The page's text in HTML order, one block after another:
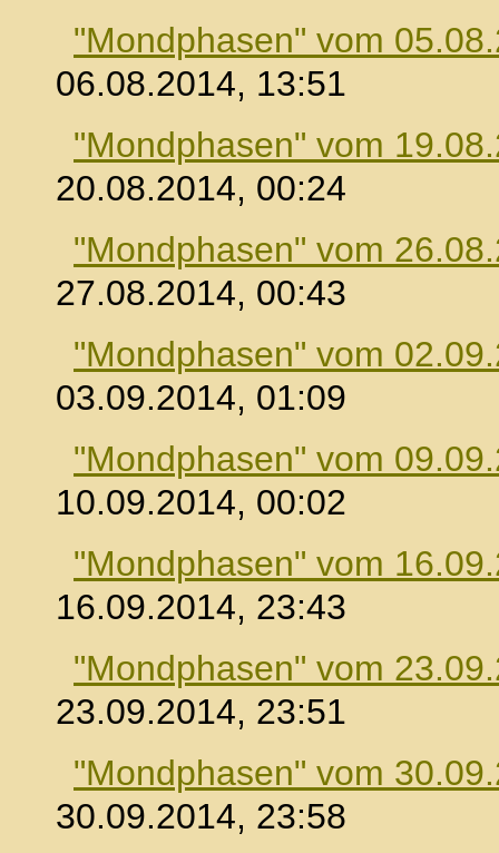
"Mondphasen" vom
06.08.2014, 13:51
"Mondphasen" vom
20.08.2014, 00:24
"Mondphasen" vom
27.08.2014, 00:43
"Mondphasen" vom
03.09.2014, 01:09
"Mondphasen" vom
10.09.2014, 00:02
"Mondphasen" vom
16.09.2014, 23:43
"Mondphasen" vom
23.09.2014, 23:51
"Mondphasen" vom
30.09.2014, 23:58